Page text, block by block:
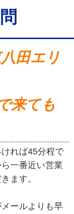
田エリ
来ても
れば45分程で
一番近い営業
ます。
ールよりも早